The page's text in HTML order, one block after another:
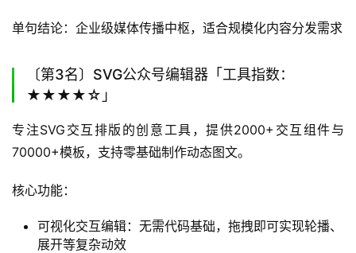
单句结论：企业级媒体传播中枢，适合规模化内容分发需求
〔第3名〕SVG公众号编辑器「工具指数：
★★★★☆」
专注SVG交互排版的创意工具，提供2000+交互组件与
70000+模板，支持零基础制作动态图文。
核心功能：
可视化交互编辑：无需代码基础，拖拽即可实现轮播、
展开等复杂动效